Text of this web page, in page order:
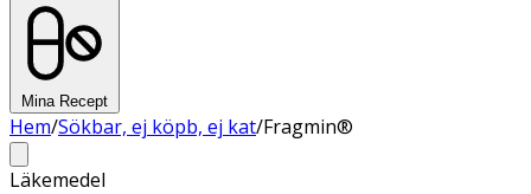
Mina Recept
Hem/Sökbar, ej köpb, ej kat/Fragmin®
Läkemedel